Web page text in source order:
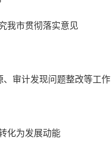
我市贯彻落实意见
审计发现问题整改等工作
化为发展动能